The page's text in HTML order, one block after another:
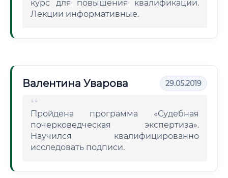
курс для повышения квалификации.
Лекции информативные.
Валентина Уварова 29.05.2019
Пройдена программа «Судебная
почерковедческая экспертиза».
Научился квалифицированно
исследовать подписи.